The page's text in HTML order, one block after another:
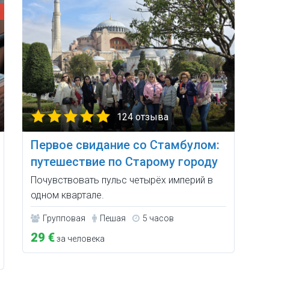
124 отзыва
Первое свидание со Стамбулом:
путешествие по Старому городу
Почувствовать пульс четырёх империй в
одном квартале.
Групповая Пешая 5 часов
29 €за человека